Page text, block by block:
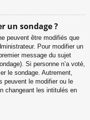
un sondage ?
peuvent être modifiés que
Pour modifier un
message du sujet
Si personne n’a voté,
le sondage. Autrement,
peuvent le modifier ou le
changeant les intitulés en